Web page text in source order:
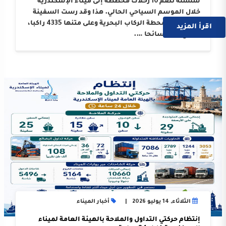
سلسلة تضم 10 رحلات مخططة إلى ميناء الإسكندرية
خلال الموسم السياحي الحالي. هذا وقد رست السفينة
على أرصفة محطة الركاب البحرية وعلى متنها 4335 راكبا،
اقرأ المزيد
الثلاثاء, 14 يوليو 2026 أخبار الميناء
إنتظام حركتي التداول والملاحة بالهيئة العامة لميناء